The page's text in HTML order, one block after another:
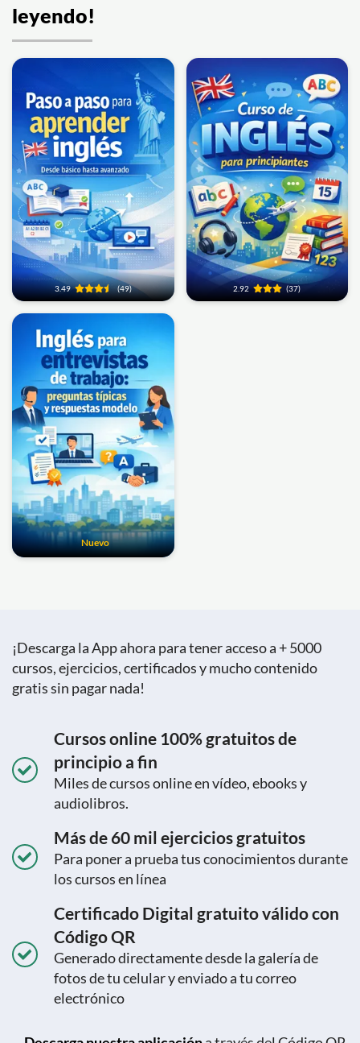
leyendo!
3.49 (49) 2.92 (37)
Nuevo
¡Descarga la App ahora para tener acceso a + 5000
cursos, ejercicios, certificados y mucho contenido
gratis sin pagar nada!
Cursos online 100% gratuitos de
principio a fin
Miles de cursos online en vídeo, ebooks y
audiolibros.
Más de 60 mil ejercicios gratuitos
Para poner a prueba tus conocimientos durante
los cursos en línea
Certificado Digital gratuito válido con
Código QR
Generado directamente desde la galería de
fotos de tu celular y enviado a tu correo
electrónico